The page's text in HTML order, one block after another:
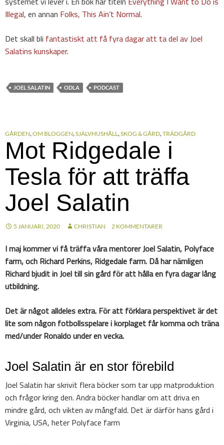
Illegal, en annan Folks, This Ain’t Normal.
Det skall bli fantastiskt att få fyra dagar att ta del av Joel
Salatins kunskaper.
JOEL SALATIN ODLA PODCAST
GÅRDEN,OM BLOGGEN,SJÄLVHUSHÅLL ,SKOG & GÅRD,TRÄDGÅRD
Mot Ridgedale i
Tesla för att träffa
Joel Salatin
5 JANUARI, 2020 CHRISTIAN 2 KOMMENTARER
I maj kommer vi få träffa våra mentorer Joel Salatin, Polyface
farm, och Richard Perkins, Ridgedale farm. Då har nämligen
Richard bjudit in Joel till sin gård för att hålla en fyra dagar lång
utbildning.
Det är något alldeles extra. För att förklara perspektivet är det
lite som någon fotbollsspelare i korplaget får komma och träna
med/under Ronaldo under en vecka.
Joel Salatin är en stor förebild
Joel Salatin har skrivit flera böcker som tar upp matproduktion
och frågor kring den. Andra böcker handlar om att driva en
mindre gård, och vikten av mångfald. Det är därför hans gård i
Virginia, USA, heter Polyface farm